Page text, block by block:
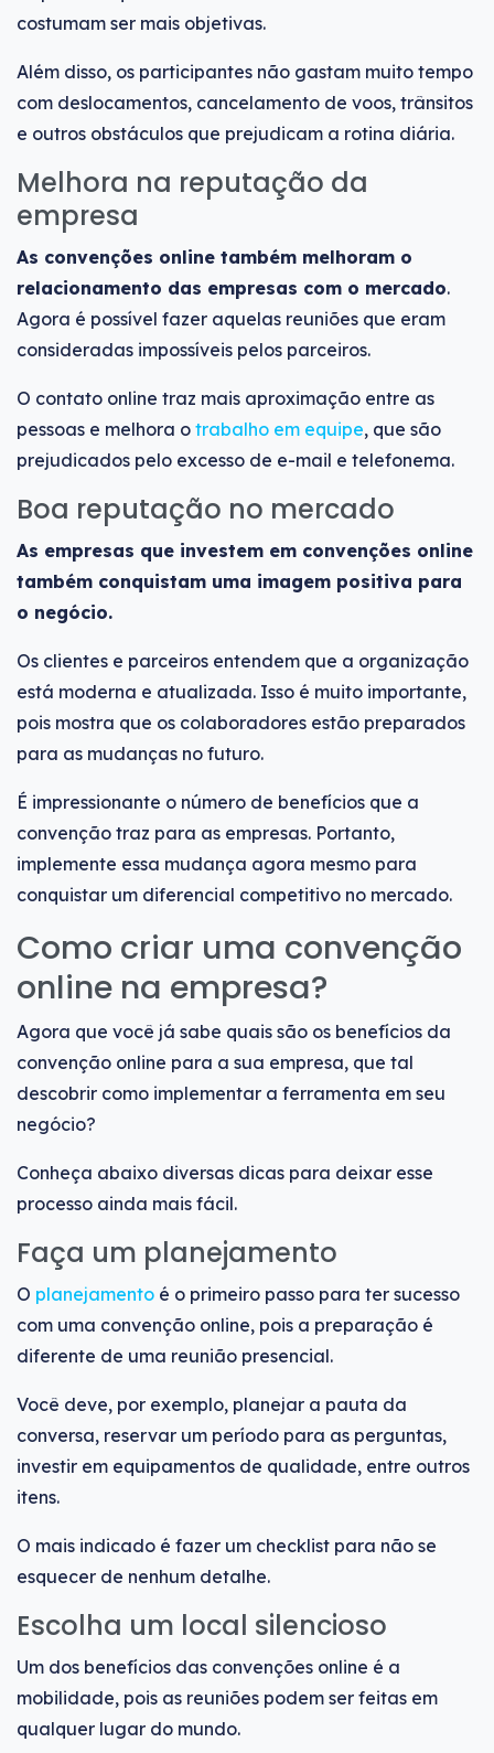
costumam ser mais objetivas.
Além disso, os participantes não gastam muito tempo
com deslocamentos, cancelamento de voos, trânsitos
e outros obstáculos que prejudicam a rotina diária.
Melhora na reputação da
empresa
As convenções online também melhoram o
relacionamento das empresas com o mercado.
Agora é possível fazer aquelas reuniões que eram
consideradas impossíveis pelos parceiros.
O contato online traz mais aproximação entre as
pessoas e melhora o trabalho em equipe, que são
prejudicados pelo excesso de e-mail e telefonema.
Boa reputação no mercado
As empresas que investem em convenções online
também conquistam uma imagem positiva para
o negócio.
Os clientes e parceiros entendem que a organização
está moderna e atualizada. Isso é muito importante,
pois mostra que os colaboradores estão preparados
para as mudanças no futuro.
É impressionante o número de benefícios que a
convenção traz para as empresas. Portanto,
implemente essa mudança agora mesmo para
conquistar um diferencial competitivo no mercado.
Como criar uma convenção
online na empresa?
Agora que você já sabe quais são os benefícios da
convenção online para a sua empresa, que tal
descobrir como implementar a ferramenta em seu
negócio?
Conheça abaixo diversas dicas para deixar esse
processo ainda mais fácil.
Faça um planejamento
O planejamento é o primeiro passo para ter sucesso
com uma convenção online, pois a preparação é
diferente de uma reunião presencial.
Você deve, por exemplo, planejar a pauta da
conversa, reservar um período para as perguntas,
investir em equipamentos de qualidade, entre outros
itens.
O mais indicado é fazer um checklist para não se
esquecer de nenhum detalhe.
Escolha um local silencioso
Um dos benefícios das convenções online é a
mobilidade, pois as reuniões podem ser feitas em
qualquer lugar do mundo.